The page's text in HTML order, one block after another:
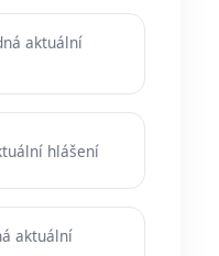
aktuální
hlášení
aktuální